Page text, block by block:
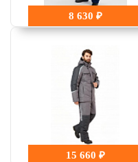
8 630 ₽
15 660 ₽